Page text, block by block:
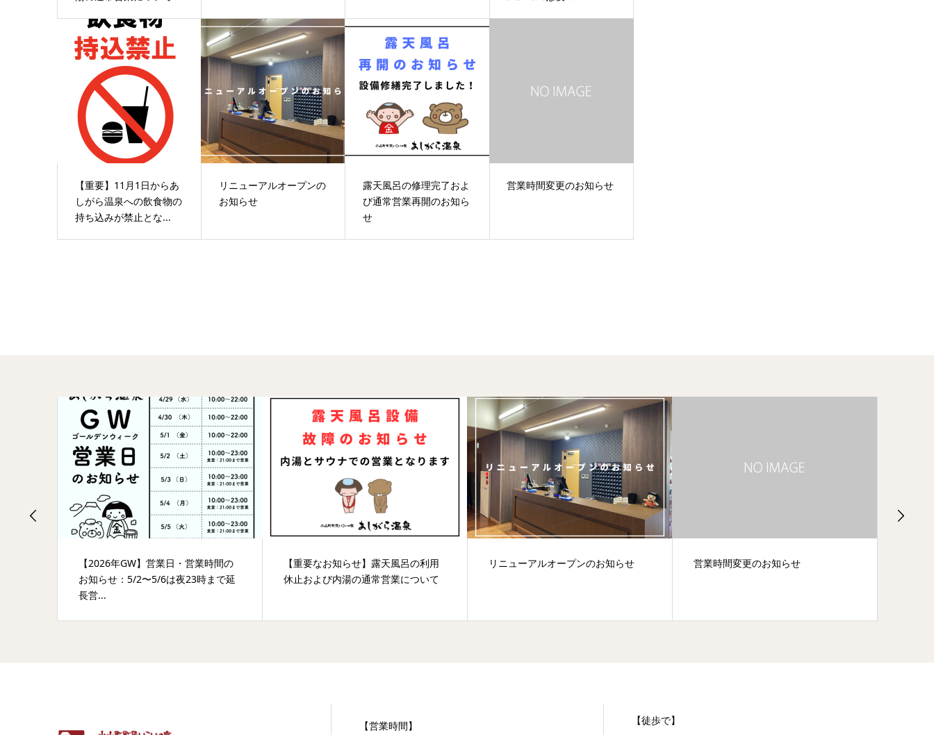
【重要】11月1日からあ
しがら温泉への飲食物の
持ち込みが禁止とな...
リニューアルオープンの
お知らせ
露天風呂の修理完了およ
び通常営業再開のお知ら
せ
営業時間変更のお知らせ
【2026年GW】営業日・営業時間の
お知らせ：5/2〜5/6は夜23時まで延
長営...
【重要なお知らせ】露天風呂の利用
休止および内湯の通常営業について
リニューアルオープンのお知らせ 営業時間変更のお知らせ
【営業時間】
【徒歩で】